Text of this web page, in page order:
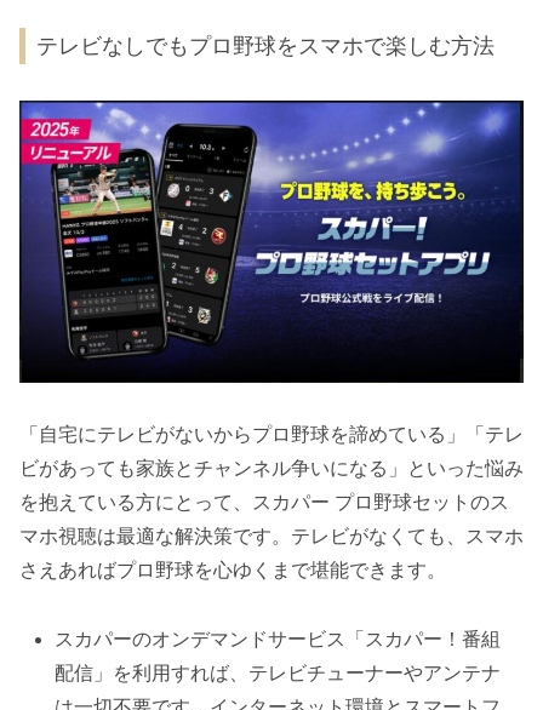
テレビなしでもプロ野球をスマホで楽しむ方法
「自宅にテレビがないからプロ野球を諦めている」「テレ
ビがあっても家族とチャンネル争いになる」といった悩み
を抱えている方にとって、スカパー プロ野球セットのス
マホ視聴は最適な解決策です。テレビがなくても、スマホ
さえあればプロ野球を心ゆくまで堪能できます。
スカパーのオンデマンドサービス「スカパー！番組
配信」を利用すれば、テレビチューナーやアンテナ